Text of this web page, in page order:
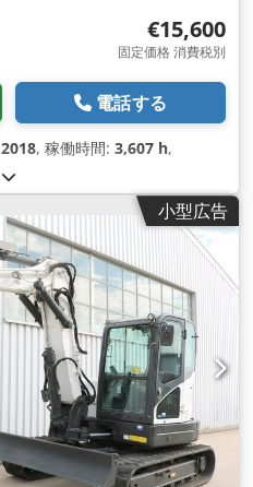
€15,600
固定価格 消費税別
電話する
2018, 稼働時間: 3,607 h,
小型広告